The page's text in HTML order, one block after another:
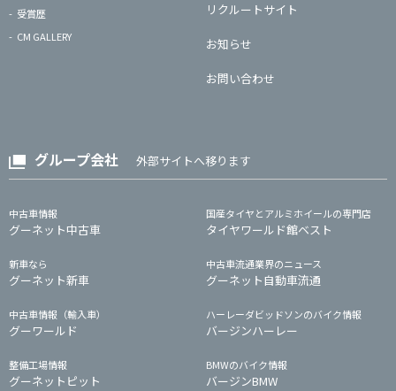
受賞歴
CM GALLERY
リクルートサイト
お知らせ
お問い合わせ
グループ会社 外部サイトへ移ります
中古車情報
グーネット中古車
新車なら
グーネット新車
中古車情報（輸入車）
グーワールド
整備工場情報
グーネットピット
国産タイヤとアルミホイールの専門店
タイヤワールド館ベスト
中古車流通業界のニュース
グーネット自動車流通
ハーレーダビッドソンのバイク情報
バージンハーレー
BMWのバイク情報
バージンBMW